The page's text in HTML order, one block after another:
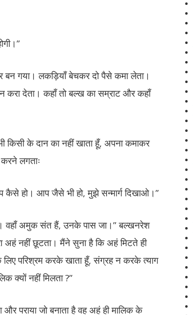
बन गया। लकड़ियाँ बेचकर दो पैसे कमा लेता।
करा देता। कहाँ तो बल्ख का सम्राट और कहाँ
किसी के दान का नहीं खाता हूँ, अपना कमाकर
लगताः
कैसे हो। आप जैसे भी हो, मुझे सन्मार्ग दिखाओ।”
वहाँ अमुक संत हैं, उनके पास जा।” बल्खनरेश
अहं नहीं छूटता। मैंने सुना है कि अहं मिटते ही
परिश्रम करके खाता हूँ, संग्रह न करके त्याग
क्यों नहीं मिलता ?”
और पराया जो बनाता है वह अहं ही मालिक के